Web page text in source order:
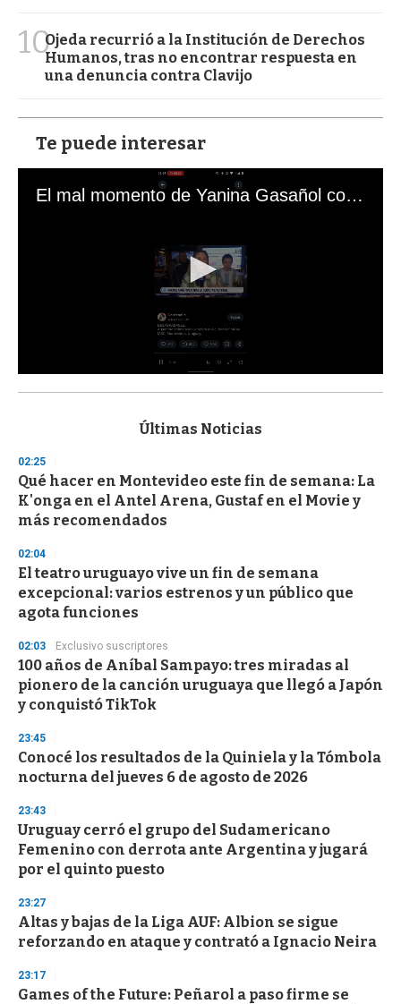
10Ojeda recurrió a la Institución de Derechos
Humanos, tras no encontrar respuesta en
una denuncia contra Clavijo
Te puede interesar
El mal momento de Yanina Gasañol con un hincha argentino en "Subrayado"
s
d
s
o
f
3
s
e
c
o
n
Últimas Noticias
02:25
Qué hacer en Montevideo este fin de semana: La
K'onga en el Antel Arena, Gustaf en el Movie y
más recomendados
02:04
El teatro uruguayo vive un fin de semana
excepcional: varios estrenos y un público que
agota funciones
02:03 Exclusivo suscriptores
100 años de Aníbal Sampayo: tres miradas al
pionero de la canción uruguaya que llegó a Japón
y conquistó TikTok
23:45
Conocé los resultados de la Quiniela y la Tómbola
nocturna del jueves 6 de agosto de 2026
23:43
Uruguay cerró el grupo del Sudamericano
Femenino con derrota ante Argentina y jugará
por el quinto puesto
23:27
Altas y bajas de la Liga AUF: Albion se sigue
reforzando en ataque y contrató a Ignacio Neira
23:17
Games of the Future: Peñarol a paso firme se